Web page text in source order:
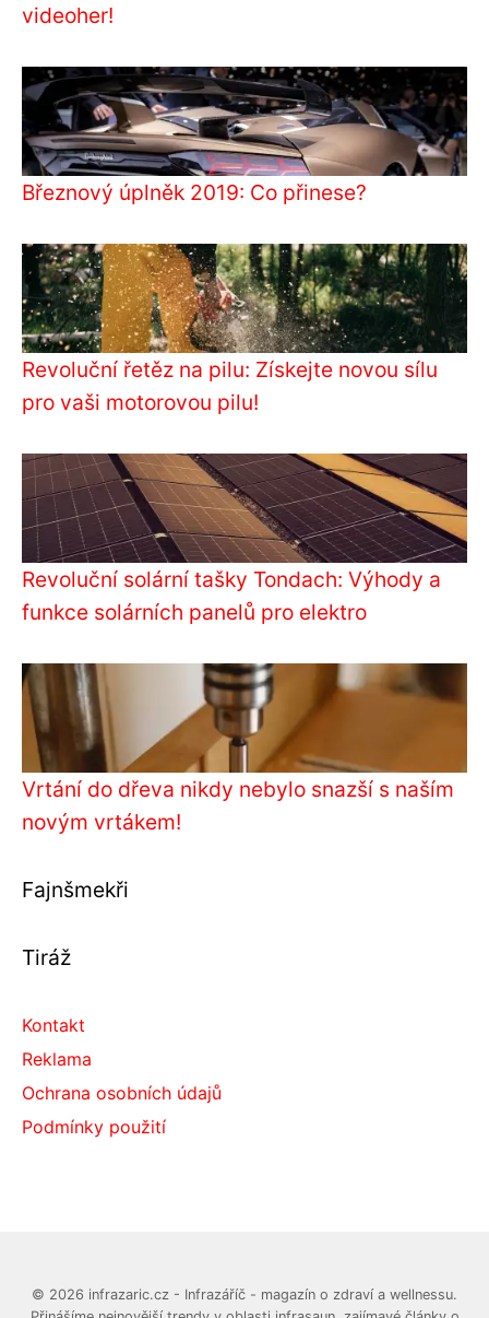
videoher!
Březnový úplněk 2019: Co přinese?
Revoluční řetěz na pilu: Získejte novou sílu
pro vaši motorovou pilu!
Revoluční solární tašky Tondach: Výhody a
funkce solárních panelů pro elektro
Vrtání do dřeva nikdy nebylo snazší s naším
novým vrtákem!
Fajnšmekři
Tiráž
Kontakt
Reklama
Ochrana osobních údajů
Podmínky použití
© 2026 infrazaric.cz - Infrazáříč - magazín o zdraví a wellnessu.